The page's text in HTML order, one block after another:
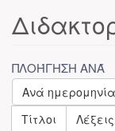
ΠΛΟΉΓΗΣΗ ΑΝΆ
Ανά
Τίτλοι